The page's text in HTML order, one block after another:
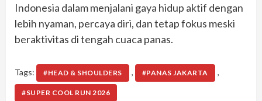
Indonesia dalam menjalani gaya hidup aktif dengan
lebih nyaman, percaya diri, dan tetap fokus meski
beraktivitas di tengah cuaca panas.
Tags: #HEAD & SHOULDERS , #PANAS JAKARTA ,
#SUPER COOL RUN 2026